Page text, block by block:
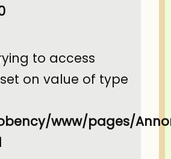
to access
on value of type
www/pages/